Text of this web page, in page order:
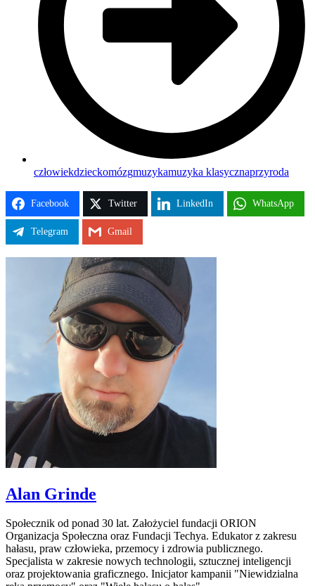
człowiekdzieckomózgmuzykamuzyka klasycznaprzyroda
Facebook Twitter LinkedIn WhatsApp
Telegram Gmail
Alan Grinde
Społecznik od ponad 30 lat. Założyciel fundacji ORION
Organizacja Społeczna oraz Fundacji Techya. Edukator z zakresu
hałasu, praw człowieka, przemocy i zdrowia publicznego.
Specjalista w zakresie nowych technologii, sztucznej inteligencji
oraz projektowania graficznego. Inicjator kampanii "Niewidzialna